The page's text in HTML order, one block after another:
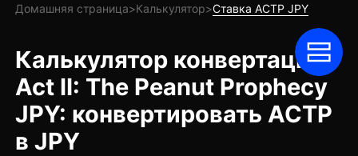
Домашняя страница>Калькулятор>Ставка ACTP JPY
Калькулятор конвертации
Act II: The Peanut Prophecy
JPY: конвертировать ACTP
в JPY